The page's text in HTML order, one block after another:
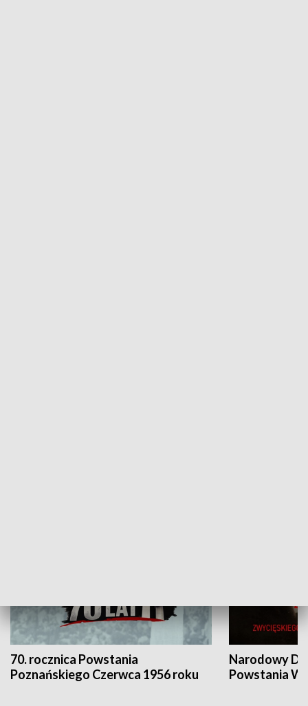
70. rocznica Powstania
Poznańskiego Czerwca 1956 roku
Narodowy
Powstania